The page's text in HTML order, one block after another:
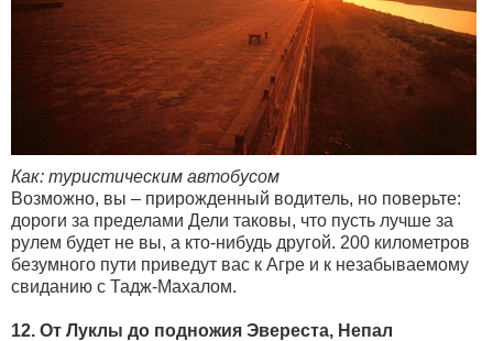
Как: туристическим автобусом
Возможно, вы – прирожденный водитель, но поверьте:
дороги за пределами Дели таковы, что пусть лучше за
рулем будет не вы, а кто-нибудь другой. 200 километров
безумного пути приведут вас к Агре и к незабываемому
свиданию с Тадж-Махалом.
12. От Луклы до подножия Эвереста, Непал